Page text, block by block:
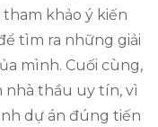
khảo ý kiến
tìm ra những giải
mình. Cuối cùng,
nhà thầu uy tín, vì
dự án đúng tiến